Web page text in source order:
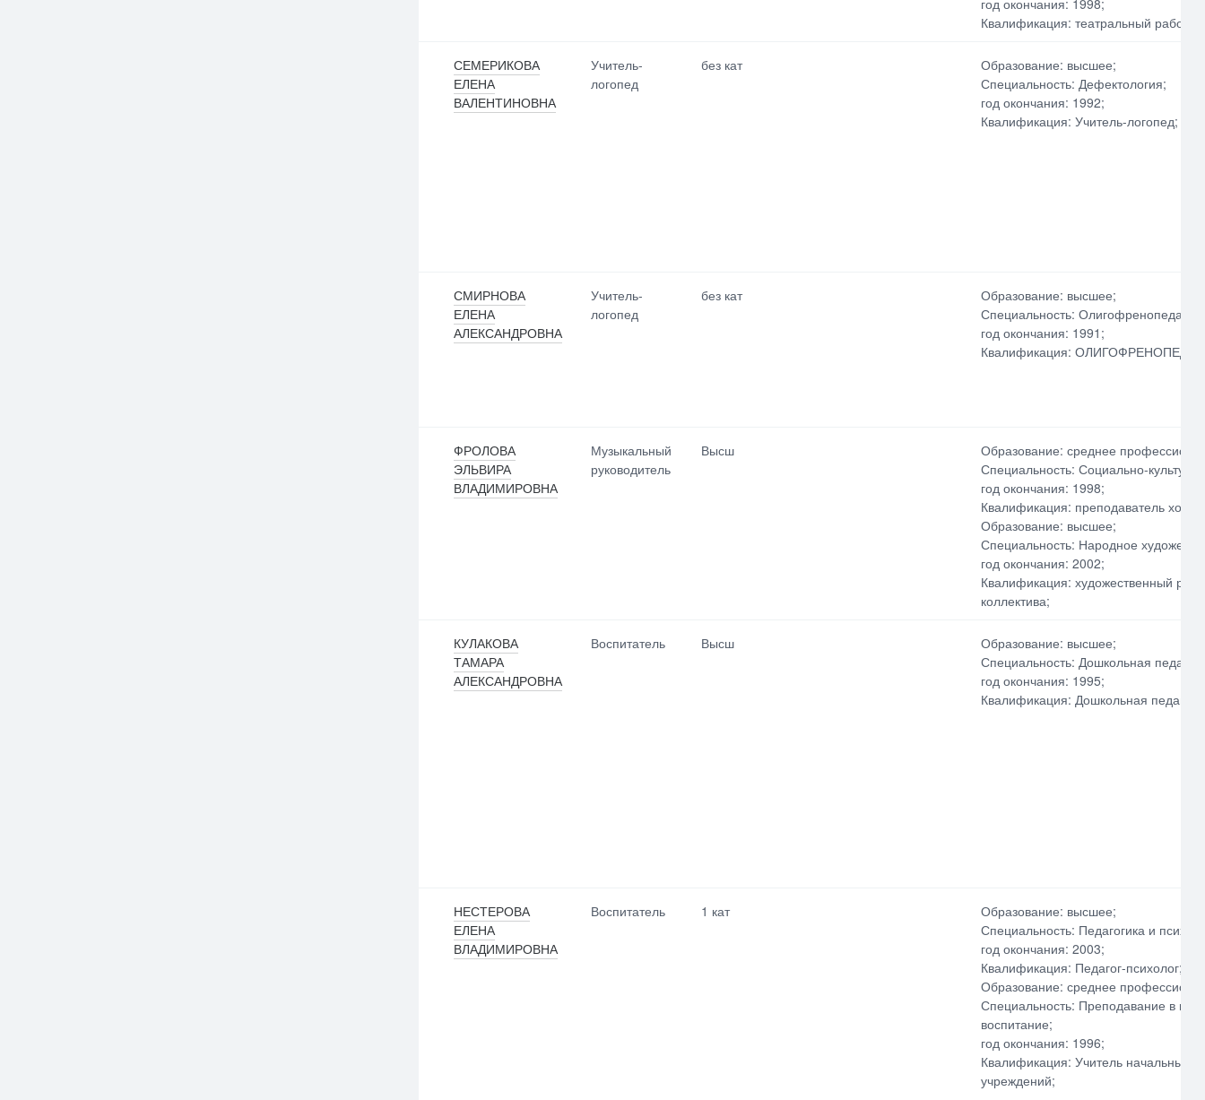
год окончания: 1998;
Квалификация: театральный
СЕМЕРИКОВА
ЕЛЕНА
ВАЛЕНТИНОВНА
Учитель-
логопед
без кат
Образование: высшее;
Специальность: Дефектология;
год окончания: 1992;
Квалификация: Учитель-логопед;
СМИРНОВА
ЕЛЕНА
АЛЕКСАНДРОВНА
Учитель-
логопед
без кат
Образование: высшее;
Специальность:
год окончания: 1991;
Квалификация:
ФРОЛОВА
ЭЛЬВИРА
ВЛАДИМИРОВНА
Музыкальный
руководитель
Высш
Образование: среднее
Специальность: Социально-
год окончания: 1998;
Квалификация: преподаватель
Образование: высшее;
Специальность: Народное
год окончания: 2002;
Квалификация: художественный
коллектива;
КУЛАКОВА
ТАМАРА
АЛЕКСАНДРОВНА
Воспитатель Высш
Образование: высшее;
Специальность: Дошкольная
год окончания: 1995;
Квалификация: Дошкольная
НЕСТЕРОВА
ЕЛЕНА
ВЛАДИМИРОВНА
Воспитатель 1 кат
Образование: высшее;
Специальность: Педагогика и
год окончания: 2003;
Квалификация: Педагог-психолог;
Образование: среднее
Специальность: Преподавание в
воспитание;
год окончания: 1996;
Квалификация: Учитель начальных
учреждений;